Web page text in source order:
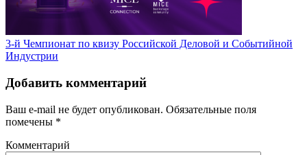
3-й Чемпионат по квизу Российской Деловой и Событийной
Индустрии
Добавить комментарий
Ваш e-mail не будет опубликован. Обязательные поля
помечены *
Комментарий